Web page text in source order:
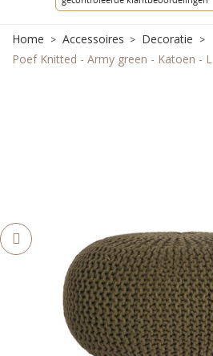
Home Accessoires
Decoratie
Poef Knitted - Army green - Katoen - L